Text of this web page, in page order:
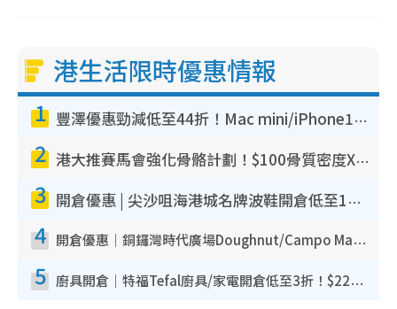
港生活限時優惠情報
1 豐澤優惠勁減低至44折！Mac mini/iPhone17Pro大減價！廚房家電$220起
2 港大推賽馬會強化骨骼計劃！$100骨質密度X光檢查 完成免費運動訓練送超市禮券！附參加資格
3 開倉優惠 | 尖沙咀海港城名牌波鞋開倉低至1折！On鞋$899起／Joy&Peace鞋履$98起
4 開倉優惠｜銅鑼灣時代廣場Doughnut/Campo Marzio開倉低至1折！背囊、書包、手袋劈價$200起
5 廚具開倉｜特福Tefal廚具/家電開倉低至3折！$220起買平底鍋/炒鑊/湯煲！電飯煲/吸塵機/燙斗$418起